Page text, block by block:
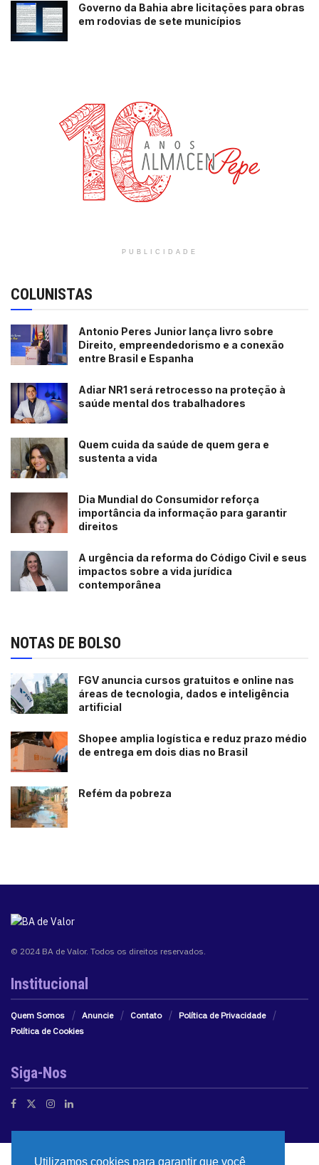
Governo da Bahia abre licitações para obras
em rodovias de sete municípios
PUBLICIDADE
COLUNISTAS
Antonio Peres Junior lança livro sobre
Direito, empreendedorismo e a conexão
entre Brasil e Espanha
Adiar NR1 será retrocesso na proteção à
saúde mental dos trabalhadores
Quem cuida da saúde de quem gera e
sustenta a vida
Dia Mundial do Consumidor reforça
importância da informação para garantir
direitos
A urgência da reforma do Código Civil e seus
impactos sobre a vida jurídica
contemporânea
NOTAS DE BOLSO
FGV anuncia cursos gratuitos e online nas
áreas de tecnologia, dados e inteligência
artificial
Shopee amplia logística e reduz prazo médio
de entrega em dois dias no Brasil
Refém da pobreza
© 2024 BA de Valor. Todos os direitos reservados.
Institucional
Quem Somos Anuncie Contato
Política de Privacidade
Política de Cookies
Siga-Nos
Utilizamos cookies para garantir que você